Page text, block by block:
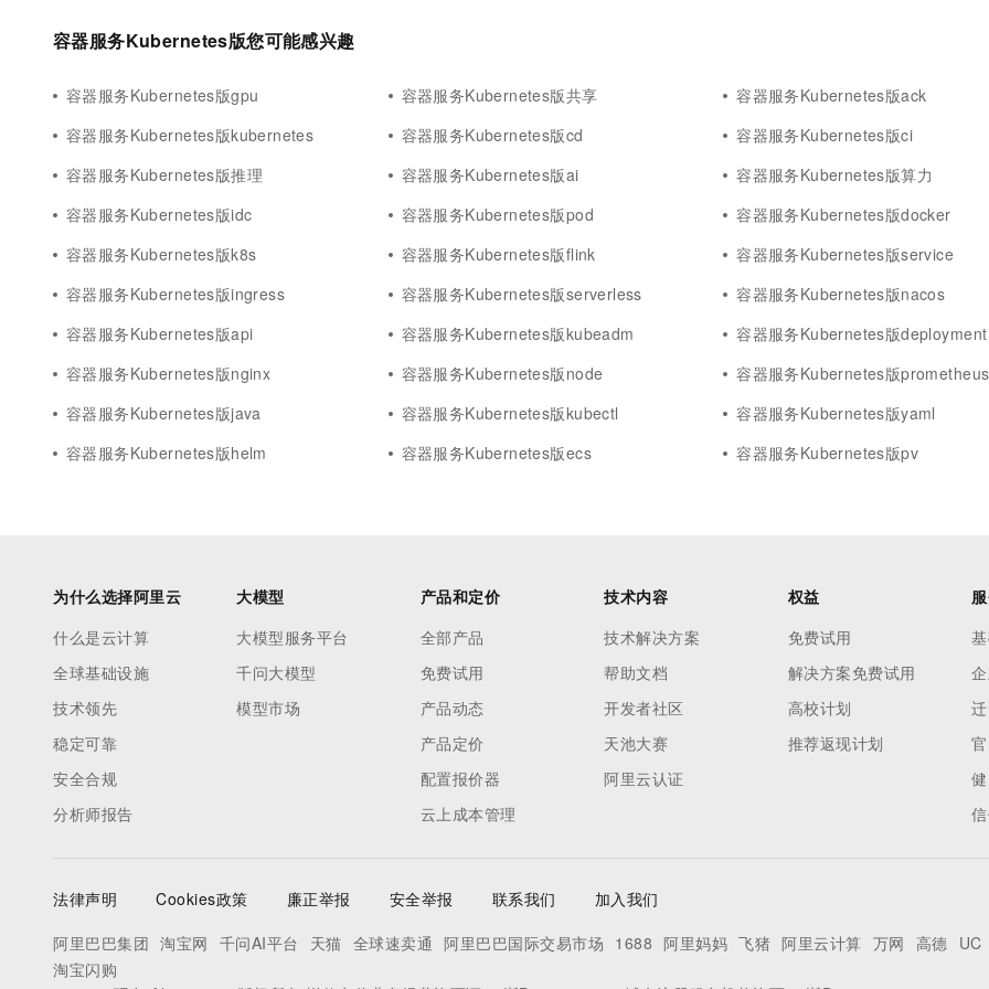
容器服务Kubernetes版您可能感兴趣
容器服务Kubernetes版gpu 容器服务Kubernetes版共享
容器服务Kubernetes版ack
容器服务Kubernetes版kubernetes
容器服务Kubernetes版cd
容器服务Kubernetes版ci
容器服务Kubernetes版推理
容器服务Kubernetes版ai
容器服务Kubernetes版算力
容器服务Kubernetes版idc
容器服务Kubernetes版pod
容器服务Kubernetes版docker
容器服务Kubernetes版k8s
容器服务Kubernetes版flink
容器服务Kubernetes版service
容器服务Kubernetes版ingress
容器服务Kubernetes版serverless
容器服务Kubernetes版nacos
容器服务Kubernetes版api
容器服务Kubernetes版kubeadm
容器服务Kubernetes版deployment
容器服务Kubernetes版nginx
容器服务Kubernetes版node
容器服务Kubernetes版prometheus
容器服务Kubernetes版java
容器服务Kubernetes版kubectl
容器服务Kubernetes版yaml
容器服务Kubernetes版helm
容器服务Kubernetes版ecs 容器服务Kubernetes版pv
为什么选择阿里云
什么是云计算
全球基础设施
技术领先
稳定可靠
安全合规
分析师报告
大模型
大模型服务平台
千问大模型
模型市场
产品和定价
全部产品
免费试用
产品动态
产品定价
配置报价器
云上成本管理
技术内容
技术解决方案
帮助文档
开发者社区
天池大赛
阿里云认证
权益
免费试用
解决方案免费试用
高校计划
推荐返现计划
法律声明 Cookies政策 廉正举报 安全举报 联系我们
加入我们
阿里巴巴集团 淘宝网 千问AI平台 天猫 全球速卖通 阿里巴巴国际交易市场 1688 阿里妈妈 飞猪 阿里云计算 万网 高德 UC
淘宝闪购